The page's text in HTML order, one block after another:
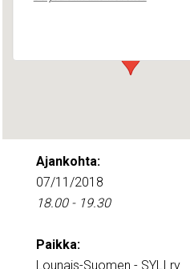
Maariankatu 8 D 104 - Turku
Ajankohta:
07/11/2018
18.00 - 19.30
Paikka:
Lounais-Suomen - SYLI ry